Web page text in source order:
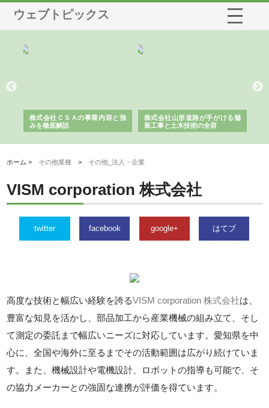
ウェブトピックス
株式会社ＣＳＡの事業内容と強
みを徹底解説
株式会社山形道路が手がける舗
装工事と土木技術の全容
ホーム > その他業種 > その他_法人・企業
VISM corporation 株式会社
twitter facebook google+ はてブ
高度な技術と幅広い経験を誇るVISM corporation 株式会社は、
豊富な知見を活かし、部品加工から産業機械の組み立て、そし
て測定の委託まで幅広いニーズに対応しています。愛知県を中
心に、全国や海外に至るまでその活動範囲は広がり続けていま
す。また、機械設計や電機設計、ロボットの指導も可能で、そ
の協力メーカーとの強固な連携が評価を得ています。